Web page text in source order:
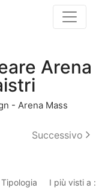
Arena
- Arena Mass
Successivo
Tipologia I più visti a :